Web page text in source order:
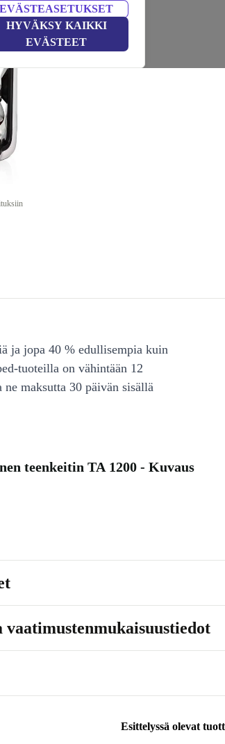
EVÄSTEASETUKSET
HYVÄKSY KAIKKI
EVÄSTEET
ja jopa 40 % edullisempia kuin
tuoteilla on vähintään 12
maksutta 30 päivän sisällä
teenkeitin TA 1200 - Kuvaus
Esittelyssä olevat